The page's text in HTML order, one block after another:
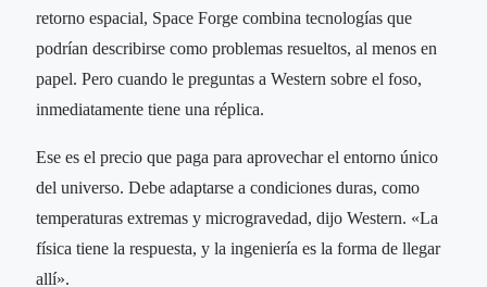
retorno espacial, Space Forge combina tecnologías que
podrían describirse como problemas resueltos, al menos en
papel. Pero cuando le preguntas a Western sobre el foso,
inmediatamente tiene una réplica.
Ese es el precio que paga para aprovechar el entorno único
del universo. Debe adaptarse a condiciones duras, como
temperaturas extremas y microgravedad, dijo Western. «La
física tiene la respuesta, y la ingeniería es la forma de llegar
allí».